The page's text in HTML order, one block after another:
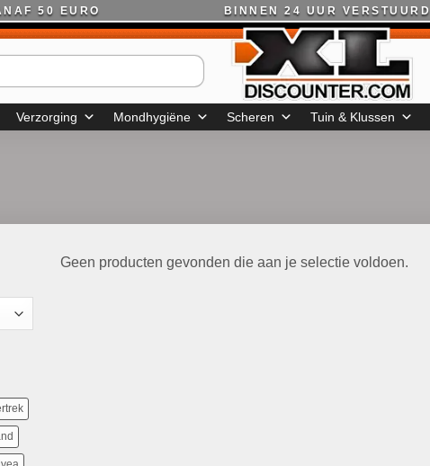
50 EURO BINNEN 24 UUR VERSTUURD
Verzorging Mondhygiëne Scheren Tuin & Klussen
Geen producten gevonden die aan je selectie voldoen.